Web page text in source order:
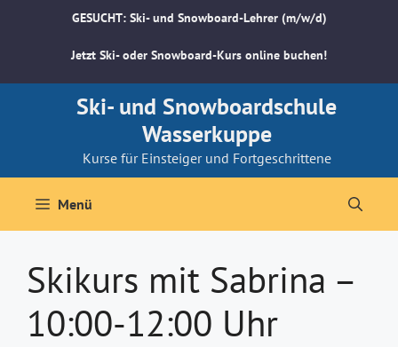
GESUCHT: Ski- und Snowboard-Lehrer (m/w/d)
Jetzt Ski- oder Snowboard-Kurs online buchen!
Ski- und Snowboardschule
Wasserkuppe
Kurse für Einsteiger und Fortgeschrittene
Menü
Skikurs mit Sabrina –
10:00-12:00 Uhr